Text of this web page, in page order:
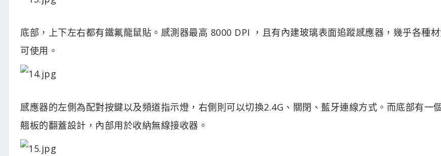
底部，上下左右都有鐵氟龍鼠貼。感測器最高 8000 DPI ，且有內建玻璃表面追蹤感應器，幾乎各種
可使用。
感應器的左側為配對按鍵以及頻道指示燈，右側則可以切換2.4G、關閉、藍牙連線方式。而底部有一
翹板的翻蓋設計，內部用於收納無線接收器。